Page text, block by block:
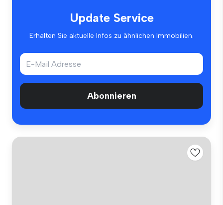
Update Service
Erhalten Sie aktuelle Infos zu ähnlichen Immobilien.
Abonnieren